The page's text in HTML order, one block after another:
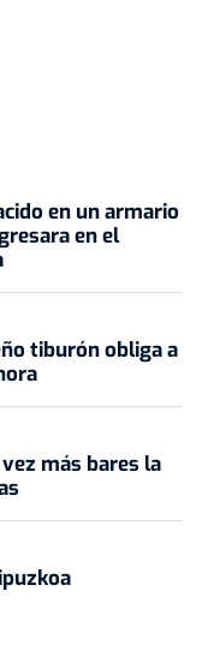
en un armario
en el
tiburón obliga a
más bares la